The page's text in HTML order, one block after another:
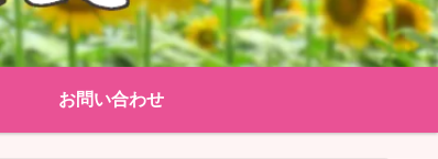
お問い合わせ